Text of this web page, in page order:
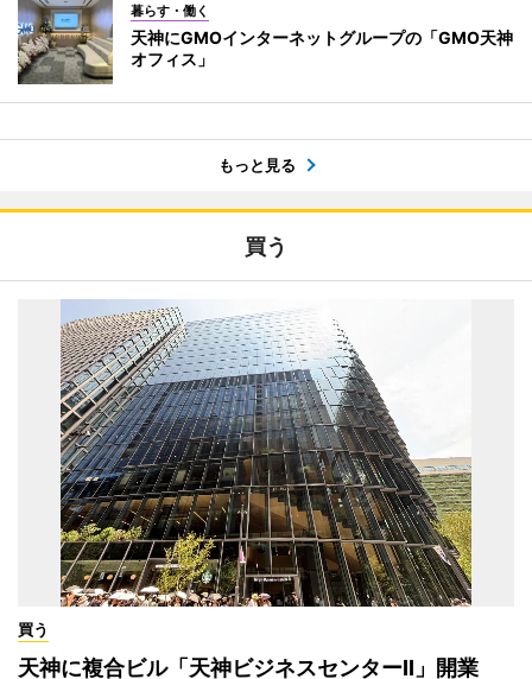
暮らす・働く
天神にGMOインターネットグループの「GMO天神
オフィス」
もっと見る
買う
買う
天神に複合ビル「天神ビジネスセンターII」開業